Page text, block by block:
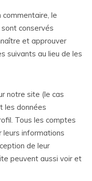
commentaire, le
conservés
et approuver
suivants au lieu de les
notre site (le cas
les données
Tous les comptes
leurs informations
de leur
peuvent aussi voir et